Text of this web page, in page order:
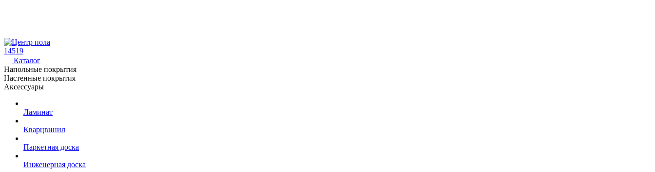
14519
Каталог
Напольные покрытия
Настенные покрытия
Аксессуары
Ламинат
Кварцвинил
Паркетная доска
Инженерная доска